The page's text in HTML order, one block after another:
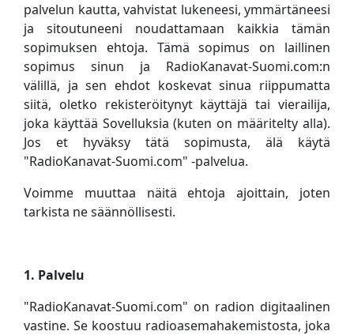
palvelun kautta, vahvistat lukeneesi, ymmärtäneesi
ja sitoutuneeni noudattamaan kaikkia tämän
sopimuksen ehtoja. Tämä sopimus on laillinen
sopimus sinun ja RadioKanavat-Suomi.com:n
välillä, ja sen ehdot koskevat sinua riippumatta
siitä, oletko rekisteröitynyt käyttäjä tai vierailija,
joka käyttää Sovelluksia (kuten on määritelty alla).
Jos et hyväksy tätä sopimusta, älä käytä
"RadioKanavat-Suomi.com" -palvelua.
Voimme muuttaa näitä ehtoja ajoittain, joten
tarkista ne säännöllisesti.
1. Palvelu
"RadioKanavat-Suomi.com" on radion digitaalinen
vastine. Se koostuu radioasemahakemistosta, joka